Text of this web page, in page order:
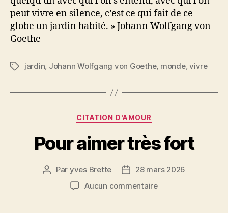
peut vivre en silence, c’est ce qui fait de ce
globe un jardin habité. » Johann Wolfgang von
Goethe
Étiquettes
jardin, Johann Wolfgang von Goethe, monde,vivre
Catégories
CITATION D'AMOUR
Pour aimer très fort
Auteur
Par yves Brette
Date28 mars 2026
Aucun commentairesur